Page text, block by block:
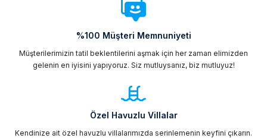
%100 Müşteri Memnuniyeti
Müşterilerimizin tatil beklentilerini aşmak için her zaman elimizden
gelenin en iyisini yapıyoruz. Siz mutluysanız, biz mutluyuz!
Özel Havuzlu Villalar
Kendinize ait özel havuzlu villalarımızda serinlemenin keyfini çıkarın.